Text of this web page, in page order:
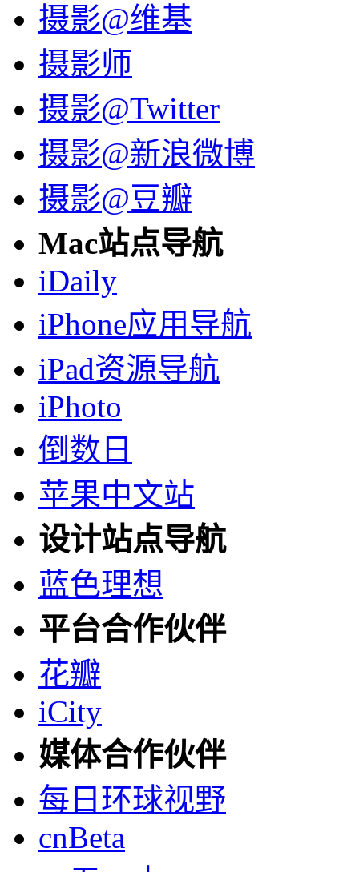
摄影@维基
摄影师
摄影@Twitter
摄影@新浪微博
摄影@豆瓣
Mac站点导航
iDaily
iPhone应用导航
iPad资源导航
iPhoto
倒数日
苹果中文站
设计站点导航
蓝色理想
平台合作伙伴
花瓣
iCity
媒体合作伙伴
每日环球视野
cnBeta